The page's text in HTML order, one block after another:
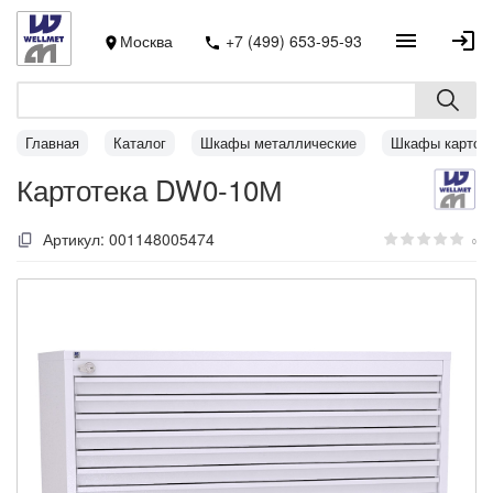
Москва +7 (499) 653-95-93
Главная Каталог Шкафы металлические Шкафы
Картотека DW0-10М
Артикул: 001148005474 0